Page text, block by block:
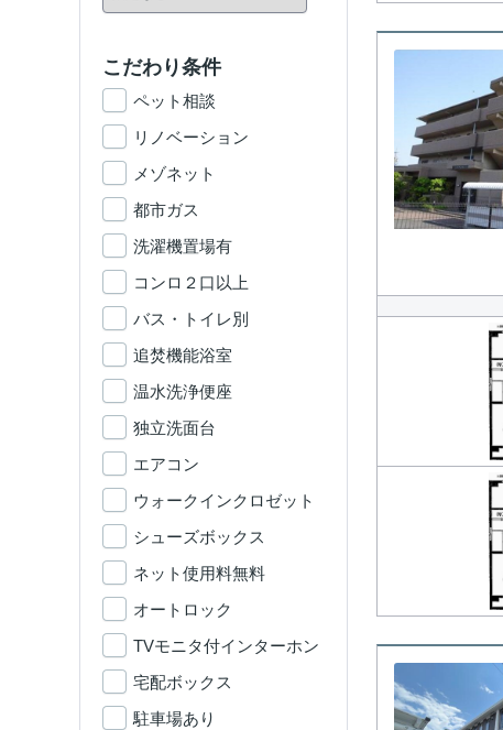
こだわり条件
ペット相談
リノベーション
メゾネット
都市ガス
洗濯機置場有
コンロ２口以上
バス・トイレ別
追焚機能浴室
温水洗浄便座
独立洗面台
エアコン
ウォークインクロゼット
シューズボックス
ネット使用料無料
オートロック
TVモニタ付インターホン
宅配ボックス
駐車場あり